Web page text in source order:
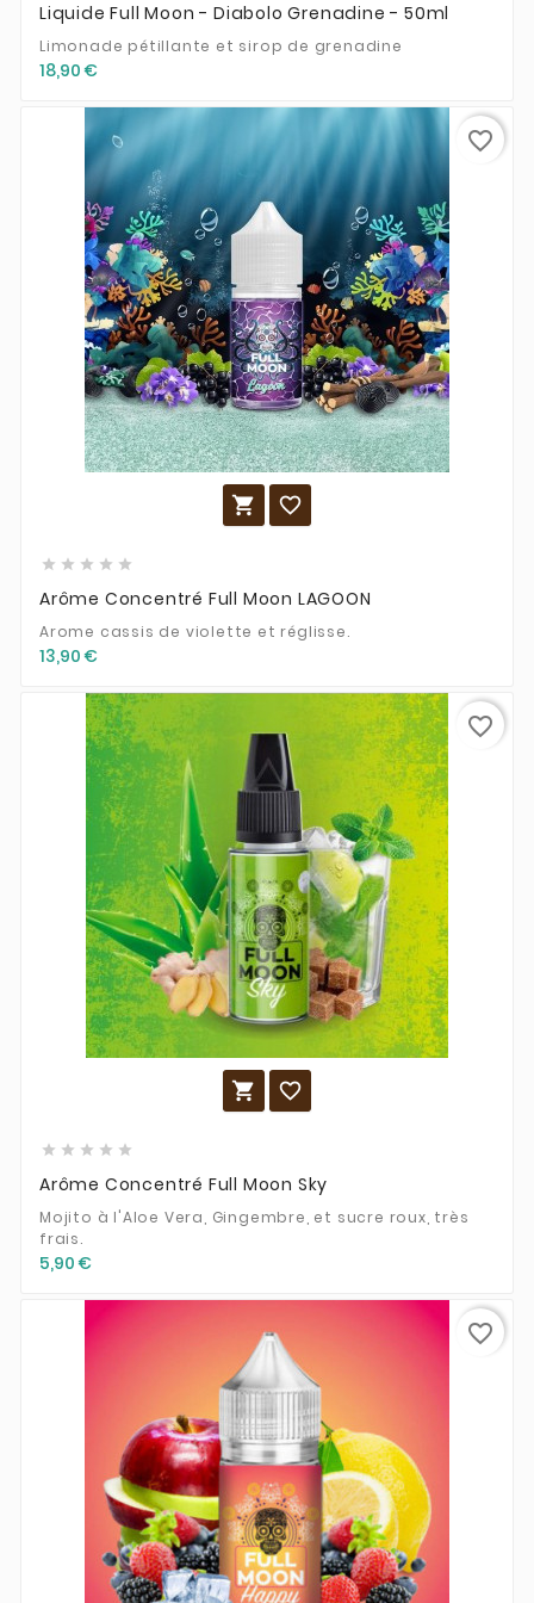
Liquide Full Moon - Diabolo Grenadine - 50ml
Limonade pétillante et sirop de grenadine
18,90 €
 
    
Arôme Concentré Full Moon LAGOON
Arome cassis de violette et réglisse.
13,90 €
favorite_border
 
    
Arôme Concentré Full Moon Sky
Mojito à l'Aloe Vera, Gingembre, et sucre roux, très
frais.
5,90 €
favorite_border
favorite_border